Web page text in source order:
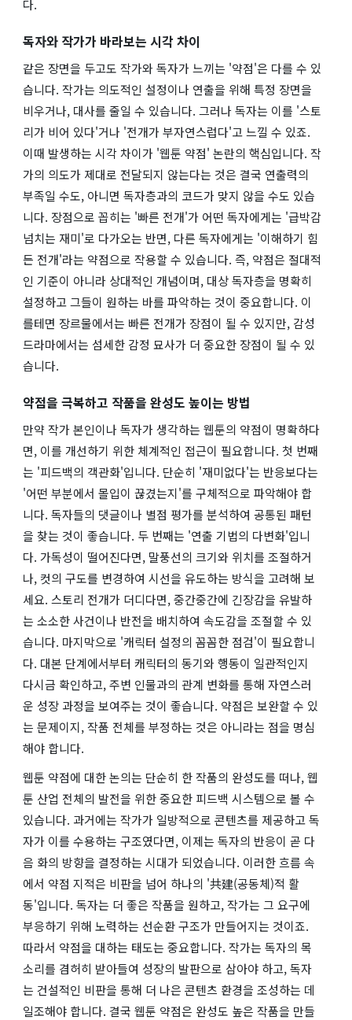
다.
독자와 작가가 바라보는 시각 차이
같은 장면을 두고도 작가와 독자가 느끼는 '약점'은 다를 수 있
습니다. 작가는 의도적인 설정이나 연출을 위해 특정 장면을
비우거나, 대사를 줄일 수 있습니다. 그러나 독자는 이를 '스토
리가 비어 있다'거나 '전개가 부자연스럽다'고 느낄 수 있죠.
이때 발생하는 시각 차이가 '웹툰 약점' 논란의 핵심입니다. 작
가의 의도가 제대로 전달되지 않는다는 것은 결국 연출력의
부족일 수도, 아니면 독자층과의 코드가 맞지 않을 수도 있습
니다. 장점으로 꼽히는 '빠른 전개'가 어떤 독자에게는 '급박감
넘치는 재미'로 다가오는 반면, 다른 독자에게는 '이해하기 힘
든 전개'라는 약점으로 작용할 수 있습니다. 즉, 약점은 절대적
인 기준이 아니라 상대적인 개념이며, 대상 독자층을 명확히
설정하고 그들이 원하는 바를 파악하는 것이 중요합니다. 이
를테면 장르물에서는 빠른 전개가 장점이 될 수 있지만, 감성
드라마에서는 섬세한 감정 묘사가 더 중요한 장점이 될 수 있
습니다.
약점을 극복하고 작품을 완성도 높이는 방법
만약 작가 본인이나 독자가 생각하는 웹툰의 약점이 명확하다
면, 이를 개선하기 위한 체계적인 접근이 필요합니다. 첫 번째
는 '피드백의 객관화'입니다. 단순히 '재미없다'는 반응보다는
'어떤 부분에서 몰입이 끊겼는지'를 구체적으로 파악해야 합
니다. 독자들의 댓글이나 별점 평가를 분석하여 공통된 패턴
을 찾는 것이 좋습니다. 두 번째는 '연출 기법의 다변화'입니
다. 가독성이 떨어진다면, 말풍선의 크기와 위치를 조절하거
나, 컷의 구도를 변경하여 시선을 유도하는 방식을 고려해 보
세요. 스토리 전개가 더디다면, 중간중간에 긴장감을 유발하
는 소소한 사건이나 반전을 배치하여 속도감을 조절할 수 있
습니다. 마지막으로 '캐릭터 설정의 꼼꼼한 점검'이 필요합니
다. 대본 단계에서부터 캐릭터의 동기와 행동이 일관적인지
다시금 확인하고, 주변 인물과의 관계 변화를 통해 자연스러
운 성장 과정을 보여주는 것이 좋습니다. 약점은 보완할 수 있
는 문제이지, 작품 전체를 부정하는 것은 아니라는 점을 명심
해야 합니다.
웹툰 약점에 대한 논의는 단순히 한 작품의 완성도를 떠나, 웹
툰 산업 전체의 발전을 위한 중요한 피드백 시스템으로 볼 수
있습니다. 과거에는 작가가 일방적으로 콘텐츠를 제공하고 독
자가 이를 수용하는 구조였다면, 이제는 독자의 반응이 곧 다
음 화의 방향을 결정하는 시대가 되었습니다. 이러한 흐름 속
에서 약점 지적은 비판을 넘어 하나의 '共建(공동체)적 활
동'입니다. 독자는 더 좋은 작품을 원하고, 작가는 그 요구에
부응하기 위해 노력하는 선순환 구조가 만들어지는 것이죠.
따라서 약점을 대하는 태도는 중요합니다. 작가는 독자의 목
소리를 겸허히 받아들여 성장의 발판으로 삼아야 하고, 독자
는 건설적인 비판을 통해 더 나은 콘텐츠 환경을 조성하는 데
일조해야 합니다. 결국 웹툰 약점은 완성도 높은 작품을 만들